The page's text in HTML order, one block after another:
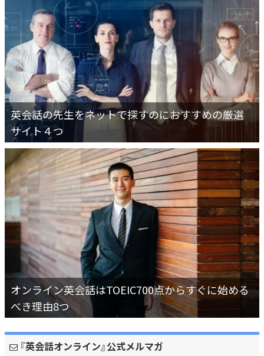
英会話の先生をネットで探すのにおすすめの厳選
サイト４つ
オンライン英会話はTOEIC700点からすぐに始める
べき理由8つ
『英会話オンライン』公式メルマガ